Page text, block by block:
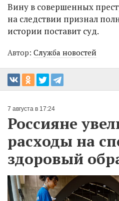
Вину в совершенных
на следствии признал
истории поставит суд.
Автор: Служба новостей
7 августа в 17:24
Россияне
расходы на
здоровый